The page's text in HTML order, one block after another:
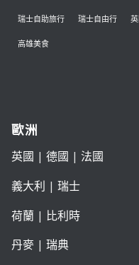
瑞士自助旅行 瑞士自由行
高雄美食
歐洲
英國 | 德國 | 法國
義大利 | 瑞士
荷蘭| 比利時
丹麥| 瑞典